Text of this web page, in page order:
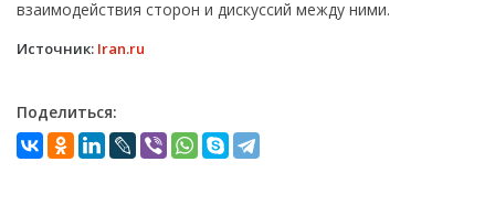
взаимодействия сторон и дискуссий между ними.
Источник: Iran.ru
Поделиться: